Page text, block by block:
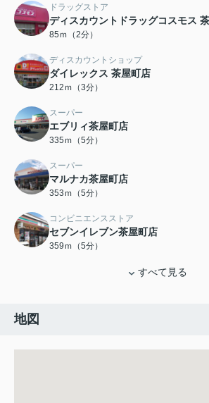
ドラッグストア
ディスカウントドラッグコスモス
85ｍ（2分）
ディスカウントショップ
ダイレックス 茶屋町店
212ｍ（3分）
スーパー
エブリィ茶屋町店
335ｍ（5分）
スーパー
マルナカ茶屋町店
353ｍ（5分）
コンビニエンスストア
セブンイレブン茶屋町店
359ｍ（5分）
すべて見る
地図